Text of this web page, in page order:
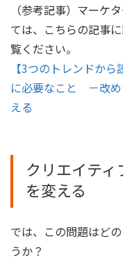
（参考記事）マーケ
ては、こちらの記事
覧ください。
【3つのトレンドか
に必要なこと －改め
える
クリエイテ
を変える
では、この問題はど
うか？